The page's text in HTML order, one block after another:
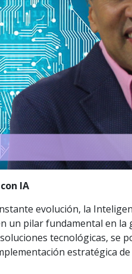
IA
evolución, la
un pilar fundamental en
tecnológicas, se
estratégica